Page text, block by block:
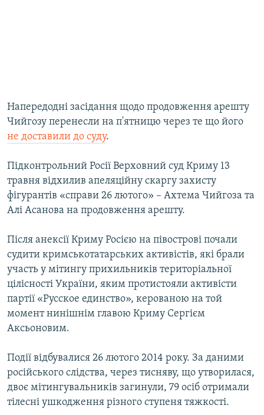
Напередодні засідання щодо продовження арешту
Чийгозу перенесли на п'ятницю через те що його
не доставили до суду.
Підконтрольний Росії Верховний суд Криму 13
травня відхилив апеляційну скаргу захисту
фігурантів «справи 26 лютого» – Ахтема Чийгоза та
Алі Асанова на продовження арешту.
Після анексії Криму Росією на півострові почали
судити кримськотатарських активістів, які брали
участь у мітингу прихильників територіальної
цілісності України, яким протистояли активісти
партії «Русское единство», керованою на той
момент нинішнім главою Криму Сергієм
Аксьоновим.
Події відбувалися 26 лютого 2014 року. За даними
російського слідства, через тисняву, що утворилася,
двоє мітингувальників загинули, 79 осіб отримали
тілесні ушкодження різного ступеня тяжкості.